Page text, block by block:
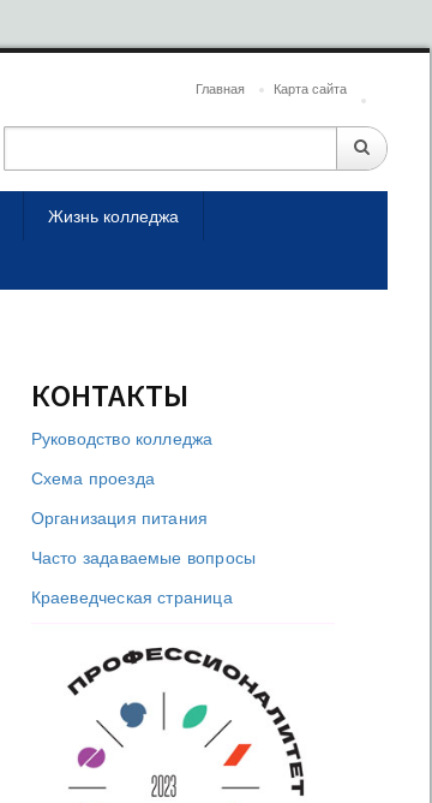
Главная Карта сайта
Жизнь колледжа
КОНТАКТЫ
Руководство колледжа
Схема проезда
Организация питания
Часто задаваемые вопросы
Краеведческая страница